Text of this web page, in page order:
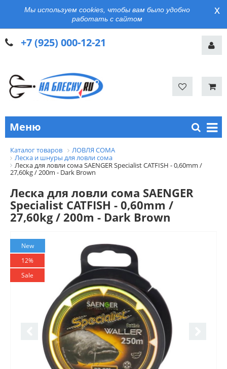
Мы используем cookies, чтобы вам было удобно
работать с сайтом
x
+7 (925) 000-12-21
Меню
Каталог товаров
ЛОВЛЯ СОМА
Леска и шнуры для ловли сома
Леска для ловли сома SAENGER Specialist CATFISH - 0,60mm /
27,60kg / 200m - Dark Brown
Леска для ловли сома SAENGER
Specialist CATFISH - 0,60mm /
27,60kg / 200m - Dark Brown
New
12%
Sale